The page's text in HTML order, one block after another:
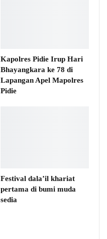
Kapolres Pidie Irup Hari
Bhayangkara ke 78 di
Lapangan Apel Mapolres
Pidie
Festival dala’il khariat
pertama di bumi muda
sedia